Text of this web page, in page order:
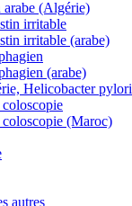
arabe (Algérie)
irritable
irritable (arabe)
(arabe)
Helicobacter pylori
coloscopie
coloscopie (Maroc)
autres